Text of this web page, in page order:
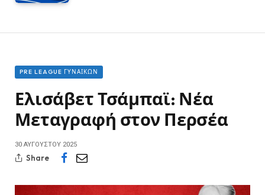
PRE LEAGUE ΓΥΝΑΙΚΏΝ
Ελισάβετ Τσάμπαϊ: Νέα
Μεταγραφή στον Περσέα
30 ΑΥΓΟΎΣΤΟΥ 2025
Share